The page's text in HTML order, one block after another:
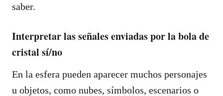
saber.
Interpretar las señales enviadas por la bola de
cristal sí/no
En la esfera pueden aparecer muchos personajes
u objetos, como nubes, símbolos, escenarios o